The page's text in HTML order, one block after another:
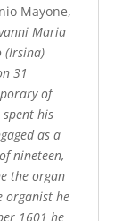
Mayone,
Maria
(Irsina)
31
of
his
as a
nineteen,
the organ
organist he
1601 he